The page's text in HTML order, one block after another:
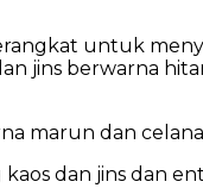
untuk
jins berwarna
marun dan
dan jins dan